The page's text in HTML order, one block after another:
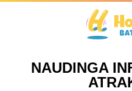
NAUDINGA